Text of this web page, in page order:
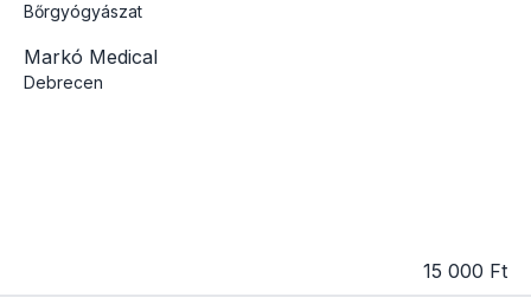
Bőrgyógyászat
Markó Medical
Debrecen
15 000 Ft